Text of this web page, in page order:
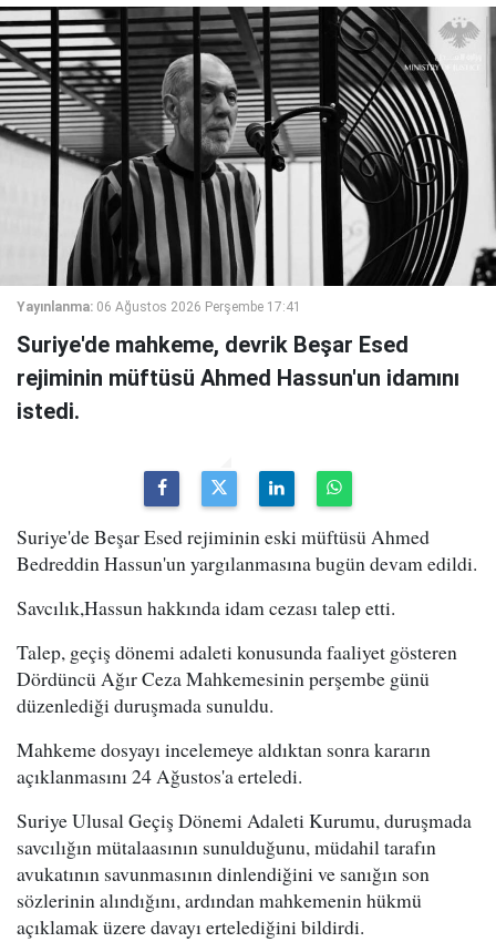
Yayınlanma: 06 Ağustos 2026 Perşembe 17:41
Suriye'de mahkeme, devrik Beşar Esed
rejiminin müftüsü Ahmed Hassun'un idamını
istedi.
Suriye'de Beşar Esed rejiminin eski müftüsü Ahmed
Bedreddin Hassun'un yargılanmasına bugün devam edildi.
Savcılık,Hassun hakkında idam cezası talep etti.
Talep, geçiş dönemi adaleti konusunda faaliyet gösteren
Dördüncü Ağır Ceza Mahkemesinin perşembe günü
düzenlediği duruşmada sunuldu.
Mahkeme dosyayı incelemeye aldıktan sonra kararın
açıklanmasını 24 Ağustos'a erteledi.
Suriye Ulusal Geçiş Dönemi Adaleti Kurumu, duruşmada
savcılığın mütalaasının sunulduğunu, müdahil tarafın
avukatının savunmasının dinlendiğini ve sanığın son
sözlerinin alındığını, ardından mahkemenin hükmü
açıklamak üzere davayı ertelediğini bildirdi.